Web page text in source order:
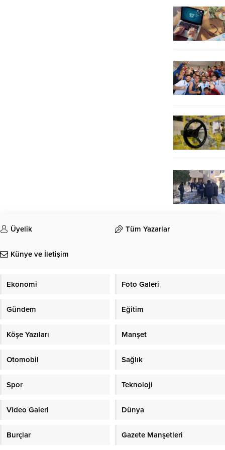
Üyelik Tüm Yazarlar
Künye ve İletişim
Ekonomi Foto Galeri
Gündem Eğitim
Köşe Yazıları Manşet
Otomobil Sağlık
Spor Teknoloji
Video Galeri Dünya
Burçlar Gazete Manşetleri